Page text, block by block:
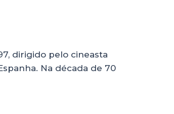
dirigido pelo cineasta
Na década de 70